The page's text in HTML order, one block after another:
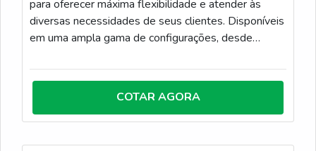
para oferecer máxima flexibilidade e atender às
diversas necessidades de seus clientes. Disponíveis
em uma ampla gama de configurações, desde
avançados de alta tecnologia, essas pontes são
ideais para qualquer tipo de aplicação industrial. A
Movequip se destaca por sua capacidade de
customização, permitindo adaptar as soluções às
COTAR AGORA